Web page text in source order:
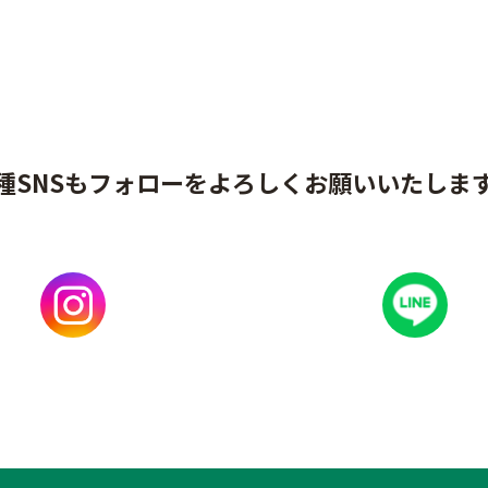
SNSもフォローをよろしくお願いいたしま